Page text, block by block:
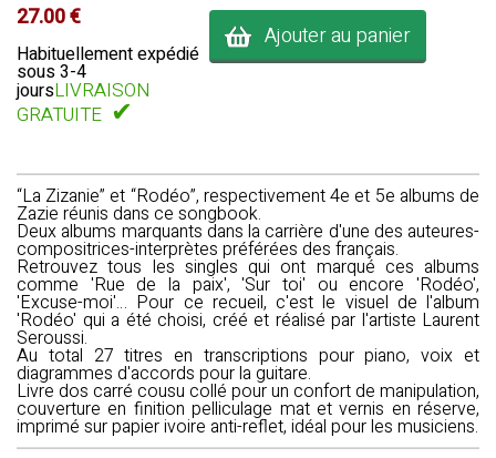
27.00 €
Habituellement expédié
sous 3-4
joursLIVRAISON
GRATUITE ✔
Ajouter au panier
“La Zizanie” et “Rodéo”, respectivement 4e et 5e albums de
Zazie réunis dans ce songbook.
Deux albums marquants dans la carrière d'une des auteures-
compositrices-interprètes préférées des français.
Retrouvez tous les singles qui ont marqué ces albums
comme 'Rue de la paix', 'Sur toi' ou encore 'Rodéo',
'Excuse-moi'… Pour ce recueil, c'est le visuel de l'album
'Rodéo' qui a été choisi, créé et réalisé par l'artiste Laurent
Seroussi.
Au total 27 titres en transcriptions pour piano, voix et
diagrammes d'accords pour la guitare.
Livre dos carré cousu collé pour un confort de manipulation,
couverture en finition pelliculage mat et vernis en réserve,
imprimé sur papier ivoire anti-reflet, idéal pour les musiciens.